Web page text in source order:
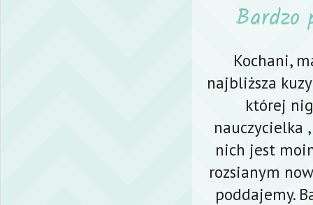
Bardzo
Kochani,
najbliższa
której
nauczycielka
nich jest
rozsianym
poddajemy.